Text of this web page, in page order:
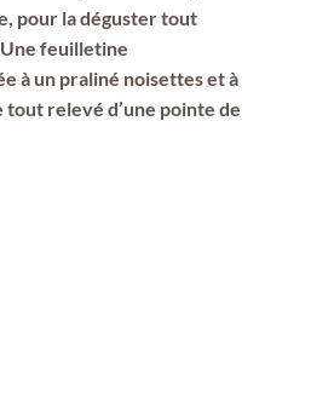
pour la déguster tout
feuilletine
à un praliné noisettes et à
tout relevé d’une pointe de